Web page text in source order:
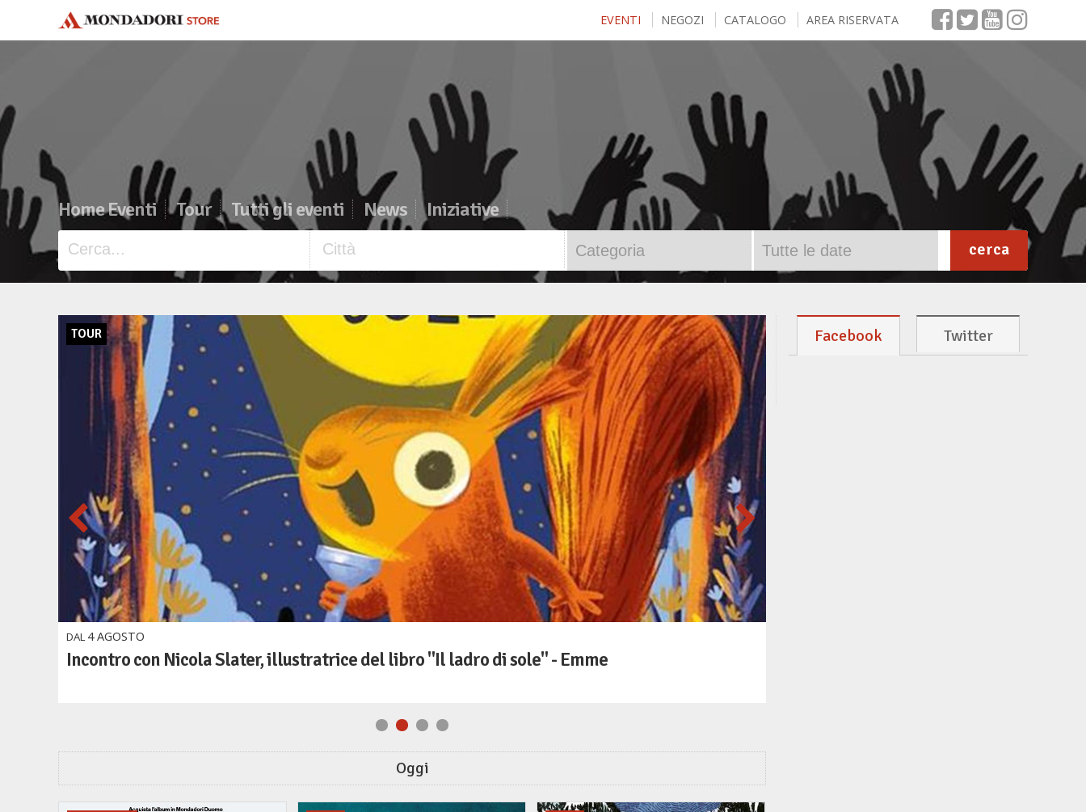
EVENTI NEGOZI CATALOGO AREA RISERVATA
Home Eventi Tour Tutti gli eventi News Iniziative
cerca
TOUR
DAL4 AGOSTO
Incontro con Nicola Slater, illustratrice del libro "Il ladro di sole" - Emme
Altri Eventi
Oggi
Facebook Twitter